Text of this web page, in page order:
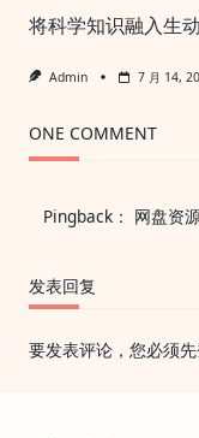
将科学知识融入生
Admin 7 月 14,
ONE COMMENT
Pingback： 网盘资
发表回复
要发表评论，您必须先